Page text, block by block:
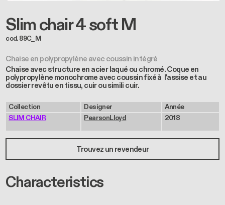
Slim chair 4 soft M
cod. 89C_M
Chaise en polypropylène avec coussin intégré
Chaise avec structure en acier laqué ou chromé. Coque en
polypropylène monochrome avec coussin fixé à l'assise et au
dossier revêtu en tissu, cuir ou simili cuir.
Collection
SLIM CHAIR
Designer
PearsonLloyd
Année
2018
Trouvez un revendeur
Characteristics